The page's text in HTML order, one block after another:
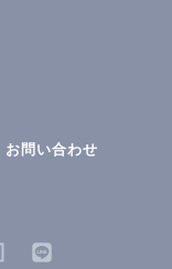
お問い合わせ